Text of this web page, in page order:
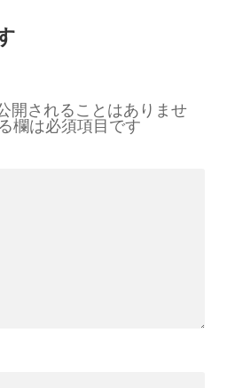
開されることはありませ
欄は必須項目です